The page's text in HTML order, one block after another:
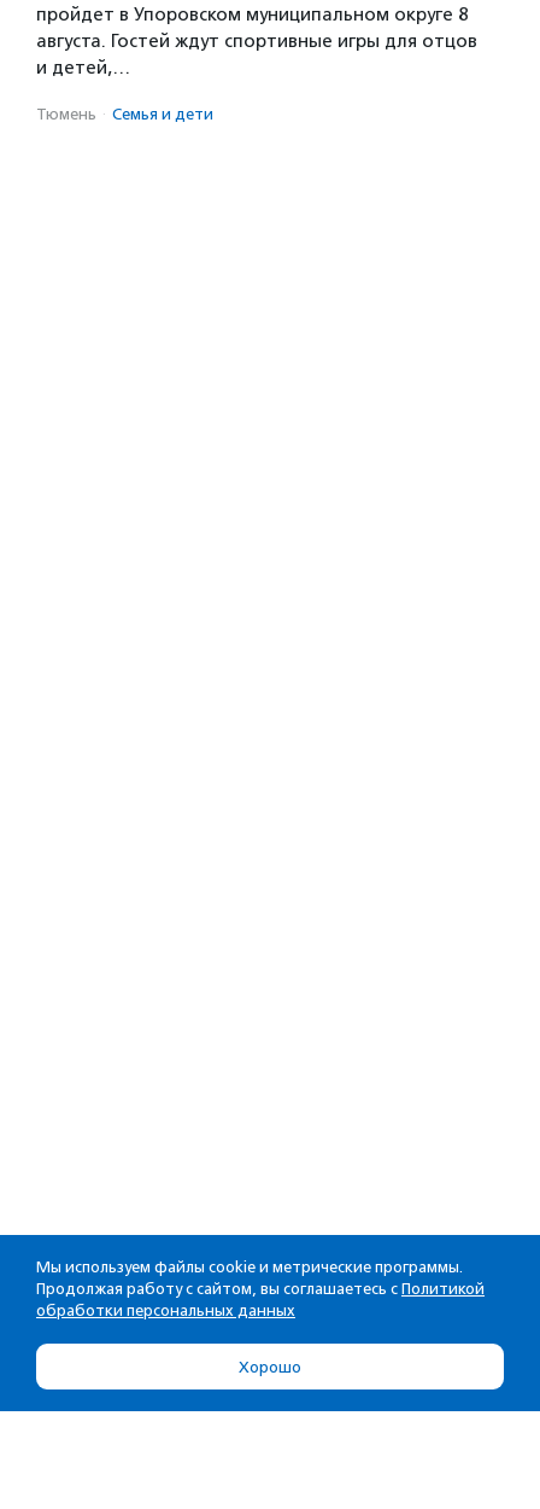
пройдет в Упоровском муниципальном округе 8
августа. Гостей ждут спортивные игры для отцов
и детей,…
Тюмень · Семья и дети
Мы используем файлы cookie и метрические программы.
Продолжая работу с сайтом, вы соглашаетесь с Политикой
обработки персональных данных
Хорошо